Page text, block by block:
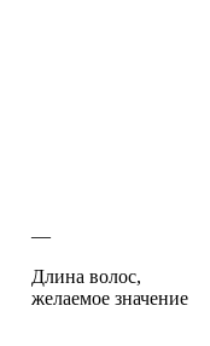
—
Длина волос,
желаемое значение